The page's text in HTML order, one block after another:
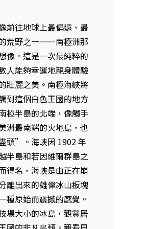
前往地球上最偏遠、最
荒野之一——南極洲那
像。這是一次最純粹的
人能夠幸運地親身體驗
壯麗之美。南極海峽將
到這個白色王國的地方
極半島的北端，像觸手
洲最南端的火地島，也
頭”。海峽因 1902 年
半島和若因維爾群島之
得名，海峽是由正在崩
離出來的雄偉冰山板塊
種原始而震撼的感覺。
場大小的冰島，觀賞居